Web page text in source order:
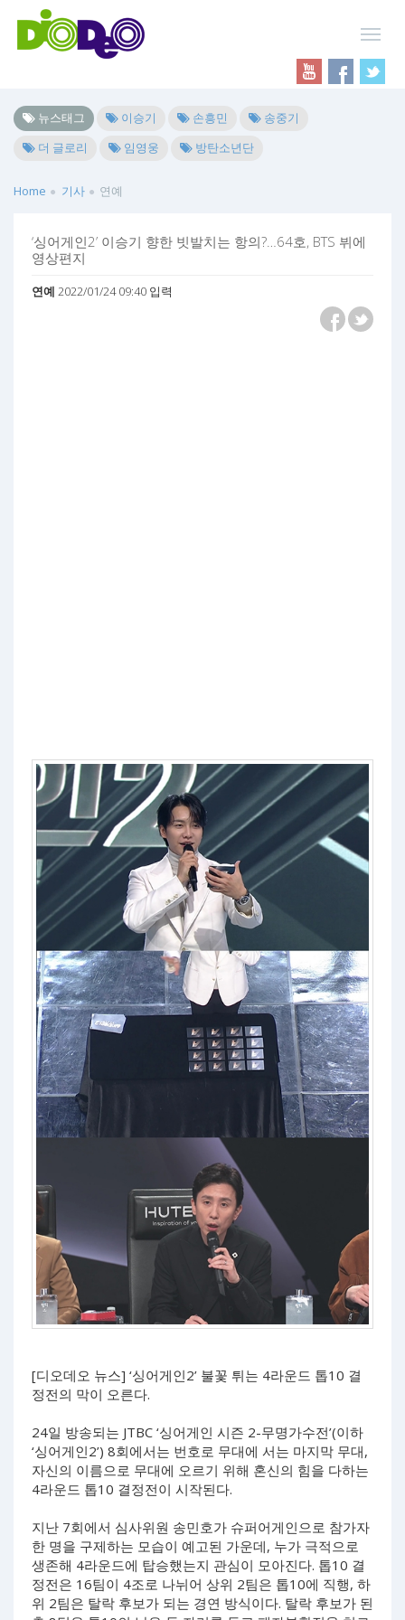
뉴스태그 이승기 손흥민
송중기
더 글로리
임영웅 방탄소년단
Home 기사 연예
‘싱어게인2’ 이승기 향한 빗발치는 항의?…64호, BTS 뷔에
영상편지
연예 2022/01/24 09:40 입력
[디오데오 뉴스] ‘싱어게인2’ 불꽃 튀는 4라운드 톱10 결
정전의 막이 오른다.
24일 방송되는 JTBC ‘싱어게인 시즌 2-무명가수전’(이하
‘싱어게인2’) 8회에서는 번호로 무대에 서는 마지막 무대,
자신의 이름으로 무대에 오르기 위해 혼신의 힘을 다하는
4라운드 톱10 결정전이 시작된다.
지난 7회에서 심사위원 송민호가 슈퍼어게인으로 참가자
한 명을 구제하는 모습이 예고된 가운데, 누가 극적으로
생존해 4라운드에 탑승했는지 관심이 모아진다. 톱10 결
정전은 16팀이 4조로 나뉘어 상위 2팀은 톱10에 직행, 하
위 2팀은 탈락 후보가 되는 경연 방식이다. 탈락 후보가 된